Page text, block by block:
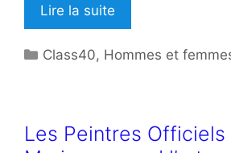
Lire la suite
Catégories
Class40, Hommes et
Les Peintres Officiels